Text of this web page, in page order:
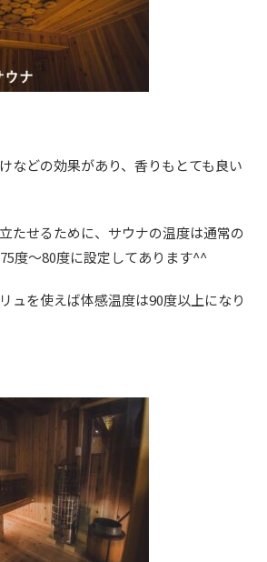
などの効果があり、香りもとても良い
たせるために、サウナの温度は通常の
度〜80度に設定してあります^^
ュを使えば体感温度は90度以上になり